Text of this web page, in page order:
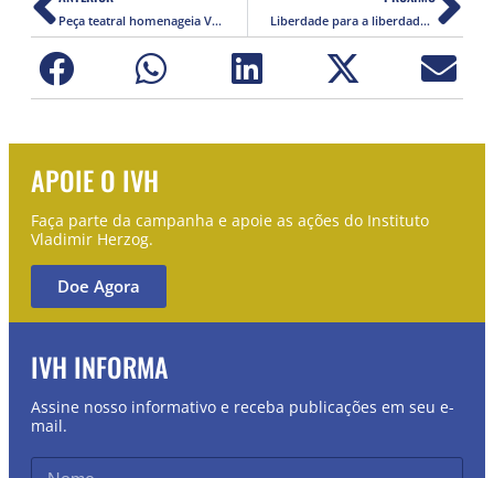
Peça teatral homenageia Vlado Liberdade para a liberdade de imprensa
APOIE O IVH
Faça parte da campanha e apoie as ações do Instituto
Vladimir Herzog.
Doe Agora
IVH INFORMA
Assine nosso informativo e receba publicações em seu e-
mail.